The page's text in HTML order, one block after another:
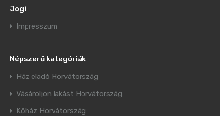
Jogi
Impresszum
Népszerű kategóriák
Ház eladó Horvátország
Vásároljon lakást Horvátország
Kőház Horvátország